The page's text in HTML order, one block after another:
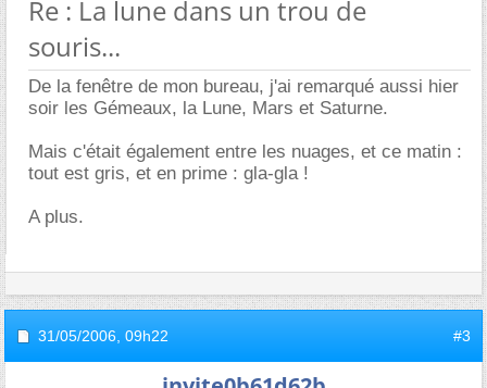
Re : La lune dans un trou de
souris...
De la fenêtre de mon bureau, j'ai remarqué aussi hier
soir les Gémeaux, la Lune, Mars et Saturne.
Mais c'était également entre les nuages, et ce matin :
tout est gris, et en prime : gla-gla !
A plus.
31/05/2006, 09h22 #3